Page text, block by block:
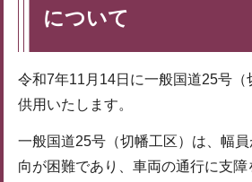
について
令和7年11月14日に一般国道25号（
供用いたします。
一般国道25号（切幡工区）は、幅
向が困難であり、車両の通行に支障